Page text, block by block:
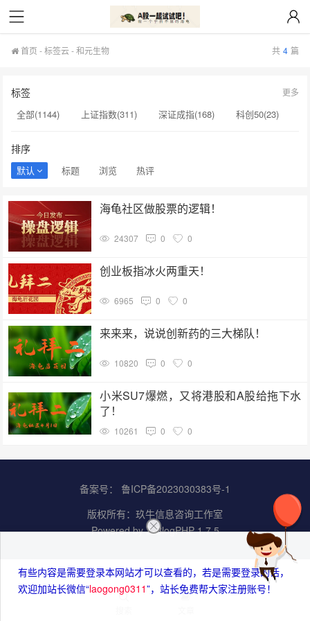
首页 -标签云- 和元生物 共 4 篇
标签
全部(1144) 上证指数(311) 深证成指(168)
科创50(23)
macd(12)
创新药(11) 寒武纪(10)
招商公路(3)
北证50(3) 龙蟠科技(3)
天和磁材(3)
杭钢股份(3)
光线传媒(3)
更多
排序
默认 标题 浏览 热评
海龟社区做股票的逻辑！
24307 0 0
创业板指冰火两重天！
6965 0 0
来来来，说说创新药的三大梯队！
10820 0 0
小米SU7爆燃，又将港股和A股给拖下水
了！
10261 0 0
备案号： 鲁ICP备2023030383号-1
版权所有： 玖牛信息咨询工作室
Powered byZ-BlogPHP 1.7.5
有些内容是需要登录本网站才可以查看的，若是需要登录的话，
欢迎加站长微信“laogong0311”，站长免费帮大家注册账号！